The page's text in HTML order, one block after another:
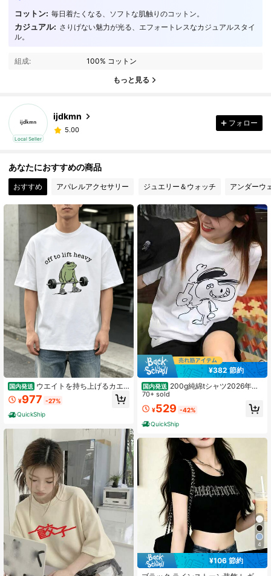
コットン: 毎日着たくなる、ソフトな肌触りのコットン。
カジュアル: さりげない魅力が光る、エフォートレスなカジュアルスタイ
ル。
組成: 100% コットン
もっと見る
Local Seller
ijdkmn
5.00
フォロー
あなたにおすすめの商品
おすすめ アパレルアクセサリー ジュエリー＆ウォッチ アンダーウ
国内発送 ウエイトを持ち上げるカエ
ルプリント レディース風Tシャツ 10
0%ピュアコットン ラウンドネック
洗濯機洗い可 快適なカジュアルウェ
ア フェスティバルやパーティーに最
適 トップス
¥977 -27%
QuickShip
¥382 節約
国内発送 200g純綿tシャツ2026年夏
レディース新品半袖純綿少女柄プリ
ント半袖丸首カップルが着る丸首レ
ディーストップス
70+ sold
¥529 -42%
QuickShip
4
¥106 節約
#5 ベストセラー
作物 レディーストップス